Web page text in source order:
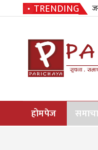
TRENDING
होमपेज